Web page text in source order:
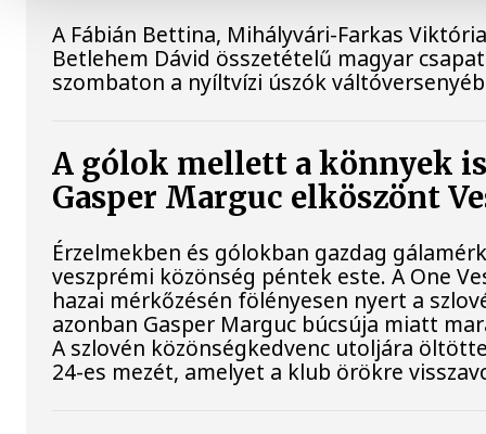
A Fábián Bettina, Mihályvári-Farkas
Betlehem Dávid összetételű magyar
szombaton a nyíltvízi úszók
A gólok mellett a könnyek
Gasper Marguc elköszönt
Érzelmekben és gólokban gazdag
veszprémi közönség péntek este. A One
hazai mérkőzésén fölényesen nyert a
azonban Gasper Marguc búcsúja miatt
A szlovén közönségkedvenc utoljára
24-es mezét, amelyet a klub örökre